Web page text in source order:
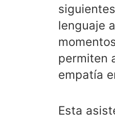
lenguaje
permiten
empatía
Esta